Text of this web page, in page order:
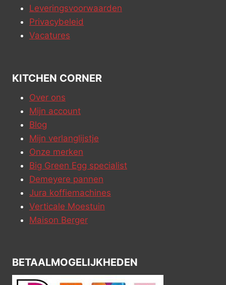
Leveringsvoorwaarden
Privacybeleid
Vacatures
KITCHEN CORNER
Over ons
Mijn account
Blog
Mijn verlanglijstje
Onze merken
Big Green Egg specialist
Demeyere pannen
Jura koffiemachines
Verticale Moestuin
Maison Berger
BETAALMOGELIJKHEDEN